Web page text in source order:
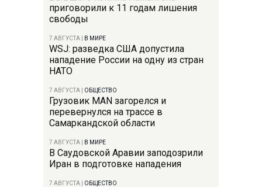
приговорили к 11 годам лишения
свободы
7 АВГУСТА В МИРЕ
WSJ: разведка США допустила
нападение России на одну из стран
НАТО
7 АВГУСТА ОБЩЕСТВО
Грузовик MAN загорелся и
перевернулся на трассе в
Самаркандской области
7 АВГУСТА В МИРЕ
В Саудовской Аравии заподозрили
Иран в подготовке нападения
7 АВГУСТА ОБЩЕСТВО